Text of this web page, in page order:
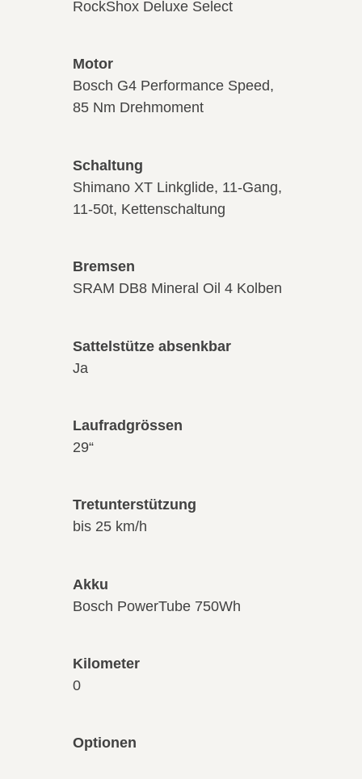
RockShox Deluxe Select
Motor
Bosch G4 Performance Speed,
85 Nm Drehmoment
Schaltung
Shimano XT Linkglide, 11-Gang,
11-50t, Kettenschaltung
Bremsen
SRAM DB8 Mineral Oil 4 Kolben
Sattelstütze absenkbar
Ja
Laufradgrössen
29“
Tretunterstützung
bis 25 km/h
Akku
Bosch PowerTube 750Wh
Kilometer
0
Optionen